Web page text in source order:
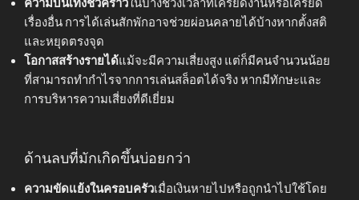
ความบันเทิงชั่วคราวในบางช่วงเวลาที่เครียดงานหรือเครียด
เรื่องอื่น การได้เล่นสักพักอาจช่วยผ่อนคลายได้บ้างหากตั้งสติ
และหยุดตรงจุด
โอกาสสร้างรายได้แม้จะมีความเสี่ยงสูง แต่ก็มีคนจำนวนน้อย
ที่สามารถทำกำไรจากการเล่นสล็อตได้จริง หากมีทักษะและ
การบริหารความเสี่ยงที่ดีเยี่ยม
ด้านลบที่มักเกิดขึ้นบ่อยกว่า
ความขัดแย้งในครอบครัวเมื่อเงินหายไปหรือถูกนำไปใช้โดย